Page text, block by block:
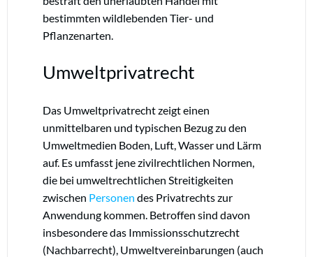
bestimmten wildlebenden Tier- und
Pflanzenarten.
Umweltprivatrecht
Das Umweltprivatrecht zeigt einen
unmittelbaren und typischen Bezug zu den
Umweltmedien Boden, Luft, Wasser und Lärm
auf. Es umfasst jene zivilrechtlichen Normen,
die bei umweltrechtlichen Streitigkeiten
zwischen Personen des Privatrechts zur
Anwendung kommen. Betroffen sind davon
insbesondere das Immissionsschutzrecht
(Nachbarrecht), Umweltvereinbarungen (auch